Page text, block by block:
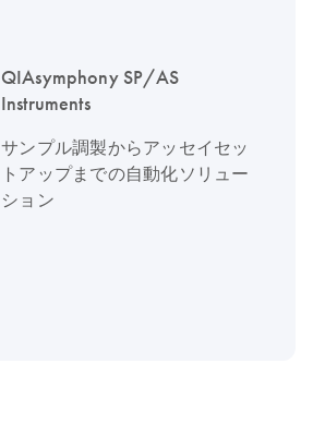
QIAsymphony SP/AS
Instruments
サンプル調製からアッセイセッ
トアップまでの自動化ソリュー
ション